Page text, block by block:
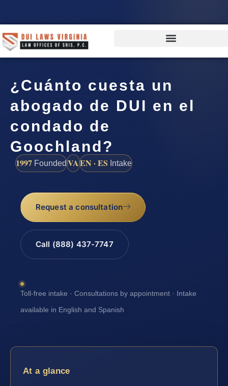
¿Cuánto cuesta un
abogado de DUI en el
condado de
Goochland?
1997 FoundedVAEN · ES Intake
Request a consultation
Call (888) 437-7747
Toll-free intake · Consultations by appointment · Intake
available in English and Spanish
At a glance